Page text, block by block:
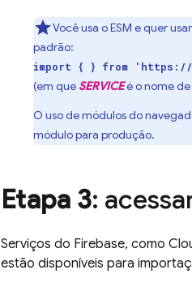
Você usa o ESM e quer
padrão:
import { } from 'https://
(em que SERVICEé o nome de
O uso de módulos do
módulo para produção.
Etapa 3:
Serviços do Firebase, como
estão disponíveis para